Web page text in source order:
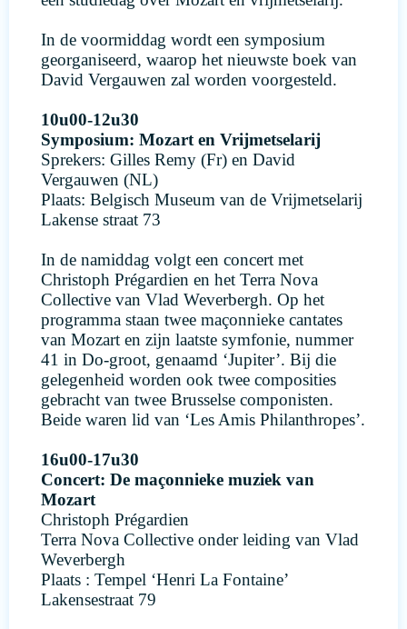
In de voormiddag wordt een symposium
georganiseerd, waarop het nieuwste boek van
David Vergauwen zal worden voorgesteld.
10u00-12u30
Symposium: Mozart en Vrijmetselarij
Sprekers: Gilles Remy (Fr) en David
Vergauwen (NL)
Plaats: Belgisch Museum van de Vrijmetselarij
Lakense straat 73
In de namiddag volgt een concert met
Christoph Prégardien en het Terra Nova
Collective van Vlad Weverbergh. Op het
programma staan twee maçonnieke cantates
van Mozart en zijn laatste symfonie, nummer
41 in Do-groot, genaamd ‘Jupiter’. Bij die
gelegenheid worden ook twee composities
gebracht van twee Brusselse componisten.
Beide waren lid van ‘Les Amis Philanthropes’.
16u00-17u30
Concert: De maçonnieke muziek van
Mozart
Christoph Prégardien
Terra Nova Collective onder leiding van Vlad
Weverbergh
Plaats : Tempel ‘Henri La Fontaine’
Lakensestraat 79